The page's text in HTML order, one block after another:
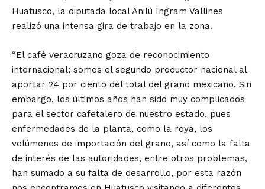
Huatusco, la diputada local Anilú Ingram Vallines
realizó una intensa gira de trabajo en la zona.
“El café veracruzano goza de reconocimiento
internacional; somos el segundo productor nacional al
aportar 24 por ciento del total del grano mexicano. Sin
embargo, los últimos años han sido muy complicados
para el sector cafetalero de nuestro estado, pues
enfermedades de la planta, como la roya, los
volúmenes de importación del grano, así como la falta
de interés de las autoridades, entre otros problemas,
han sumado a su falta de desarrollo, por esta razón